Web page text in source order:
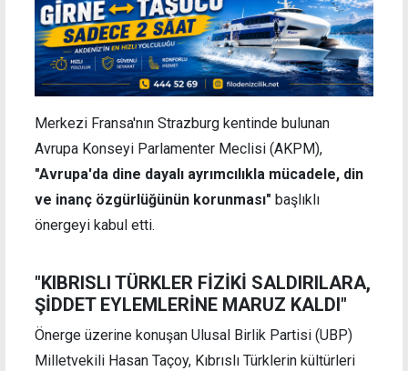
Merkezi Fransa'nın Strazburg kentinde bulunan
Avrupa Konseyi Parlamenter Meclisi (AKPM),
"Avrupa'da dine dayalı ayrımcılıkla mücadele, din
ve inanç özgürlüğünün korunması" başlıklı
önergeyi kabul etti.
"KIBRISLI TÜRKLER FİZİKİ SALDIRILARA,
ŞİDDET EYLEMLERİNE MARUZ KALDI"
Önerge üzerine konuşan Ulusal Birlik Partisi (UBP)
Milletvekili Hasan Taçoy, Kıbrıslı Türklerin kültürleri